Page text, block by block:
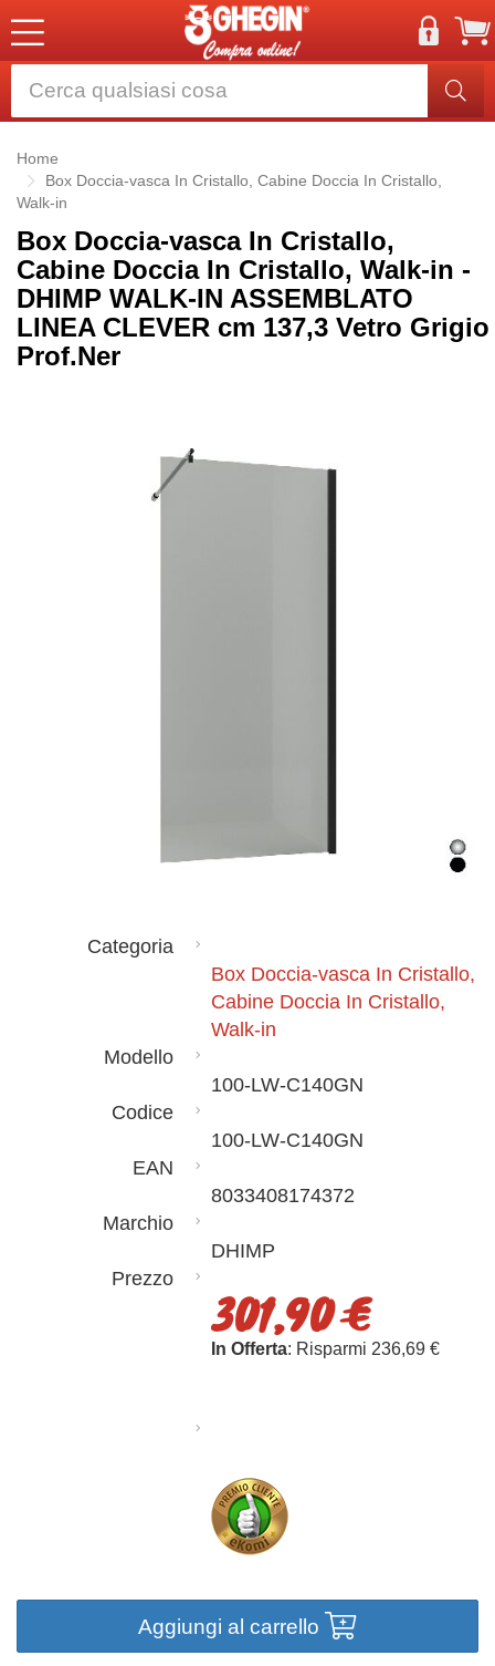
Home
Box Doccia-vasca In Cristallo, Cabine Doccia In Cristallo,
Walk-in
Box Doccia-vasca In Cristallo,
Cabine Doccia In Cristallo, Walk-in -
DHIMP WALK-IN ASSEMBLATO
LINEA CLEVER cm 137,3 Vetro Grigio
Prof.Ner
Categoria
Box Doccia-vasca In Cristallo,
Cabine Doccia In Cristallo,
Walk-in
Modello
100-LW-C140GN
Codice
100-LW-C140GN
EAN
8033408174372
Marchio
DHIMP
Prezzo
301,90 €
In Offerta: Risparmi 236,69 €
Aggiungi al carrello